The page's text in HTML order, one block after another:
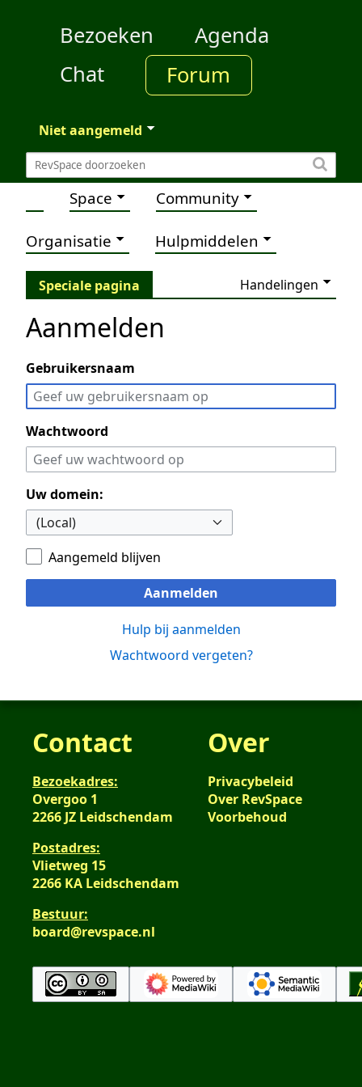
Bezoeken
Agenda
Chat
Forum
Niet aangemeld
Space Community
Organisatie Hulpmiddelen
Speciale pagina Handelingen
Aanmelden
Gebruikersnaam
Wachtwoord
Uw domein:
Aangemeld blijven
Aanmelden
Hulp bij aanmelden
Wachtwoord vergeten?
Contact
Bezoekadres:
Overgoo 1
2266 JZ Leidschendam
Postadres:
Vlietweg 15
2266 KA Leidschendam
Bestuur:
board@revspace.nl
Over
Privacybeleid
Over RevSpace
Voorbehoud